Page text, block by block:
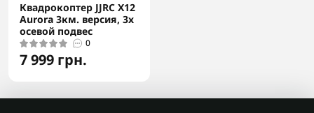
Квадрокоптер JJRC X12
Aurora 3км. версия, 3х
осевой подвес
0
7 999 грн.